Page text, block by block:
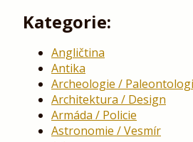
Kategorie:
Angličtina
Antika
Archeologie /
Architektura / Design
Armáda / Policie
Astronomie / Vesmír